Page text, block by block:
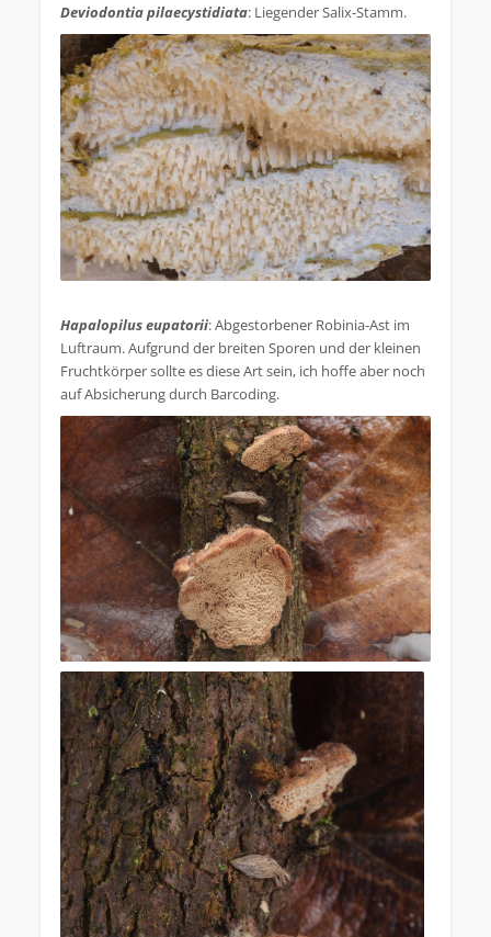
Deviodontia pilaecystidiata: Liegender Salix-Stamm.
Hapalopilus eupatorii: Abgestorbener Robinia-Ast im
Luftraum. Aufgrund der breiten Sporen und der kleinen
Fruchtkörper sollte es diese Art sein, ich hoffe aber noch
auf Absicherung durch Barcoding.